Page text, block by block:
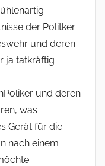
der Politker
und deren
ja tatkräftig
und deren
was
Gerät für die
nach einem